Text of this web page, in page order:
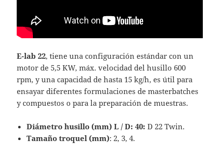
E-lab 22, tiene una configuración estándar con un
motor de 5,5 KW, máx. velocidad del husillo 600
rpm, y una capacidad de hasta 15 kg/h, es útil para
ensayar diferentes formulaciones de masterbatches
y compuestos o para la preparación de muestras.
Diámetro husillo (mm) L / D: 40: D 22 Twin.
Tamaño troquel (mm): 2, 3, 4.